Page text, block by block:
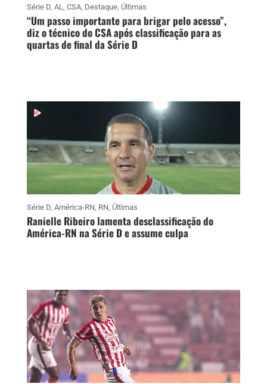
Série D, AL, CSA, Destaque, Últimas
“Um passo importante para brigar pelo acesso”,
diz o técnico do CSA após classificação para as
quartas de final da Série D
Série D, América-RN, RN, Últimas
Ranielle Ribeiro lamenta desclassificação do
América-RN na Série D e assume culpa